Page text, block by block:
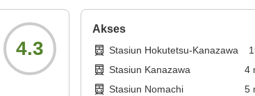
4.3
Akses
Stasiun Hokutetsu-Kanazawa
Stasiun Kanazawa
4
Stasiun Nomachi
5